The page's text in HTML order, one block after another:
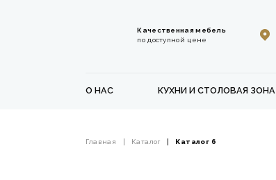
Качественная мебель
по доступной цене
О НАС КУХНИ И СТОЛОВАЯ ЗОНА
Главная Каталог Каталог 6